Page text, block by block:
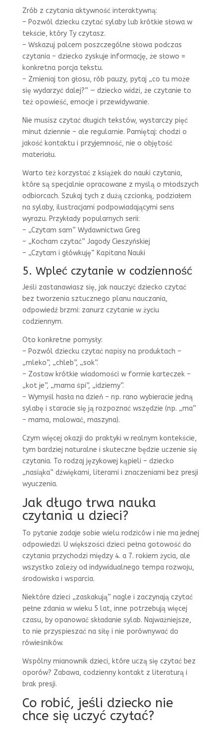
Zrób z czytania aktywność interaktywną:
– Pozwól dziecku czytać sylaby lub krótkie słowa w
tekście, który Ty czytasz.
– Wskazuj palcem poszczególne słowa podczas
czytania – dziecko zyskuje informację, że słowo =
konkretna porcja tekstu.
– Zmieniaj ton głosu, rób pauzy, pytaj „co tu może
się wydarzyć dalej?” — dziecko widzi, że czytanie to
też opowieść, emocje i przewidywanie.
Nie musisz czytać długich tekstów, wystarczy pięć
minut dziennie – ale regularnie. Pamiętaj: chodzi o
jakość kontaktu i przyjemność, nie o objętość
materiału.
Warto też korzystać z książek do nauki czytania,
które są specjalnie opracowane z myślą o młodszych
odbiorcach. Szukaj tych z dużą czcionką, podziałem
na sylaby, ilustracjami podpowiadającymi sens
wyrazu. Przykłady popularnych serii:
– „Czytam sam” Wydawnictwa Greg
– „Kocham czytać” Jagody Cieszyńskiej
– „Czytam i główkuję” Kapitana Nauki
5. Wpleć czytanie w codzienność
Jeśli zastanawiasz się, jak nauczyć dziecko czytać
bez tworzenia sztucznego planu nauczania,
odpowiedź brzmi: zanurz czytanie w życiu
codziennym.
Oto konkretne pomysły:
– Pozwól dziecku czytać napisy na produktach –
„mleko”, „chleb”, „sok”.
– Zostaw krótkie wiadomości w formie karteczek –
„kot je”, „mama śpi”, „idziemy”.
– Wymyśl hasła na dzień – np. rano wybieracie jedną
sylabę i staracie się ją rozpoznać wszędzie (np. „ma”
– mama, malować, maszyna).
Czym więcej okazji do praktyki w realnym kontekście,
tym bardziej naturalne i skuteczne będzie uczenie się
czytania. To rodzaj językowej kąpieli – dziecko
„nasiąka” dźwiękami, literami i znaczeniami bez presji
wyuczenia.
Jak długo trwa nauka
czytania u dzieci?
To pytanie zadaje sobie wielu rodziców i nie ma jednej
odpowiedzi. U większości dzieci pełna gotowość do
czytania przychodzi między 4. a 7. rokiem życia, ale
wszystko zależy od indywidualnego tempa rozwoju,
środowiska i wsparcia.
Niektóre dzieci „zaskakują” nagle i zaczynają czytać
pełne zdania w wieku 5 lat, inne potrzebują więcej
czasu, by opanować składanie sylab. Najważniejsze,
to nie przyspieszać na siłę i nie porównywać do
rówieśników.
Wspólny mianownik dzieci, które uczą się czytać bez
oporów? Zabawa, codzienny kontakt z literaturą i
brak presji.
Co robić, jeśli dziecko nie
chce się uczyć czytać?